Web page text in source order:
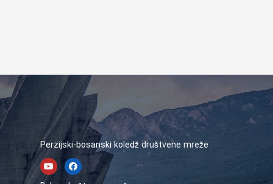
Perzijski-bosanski koledž društvene mreže